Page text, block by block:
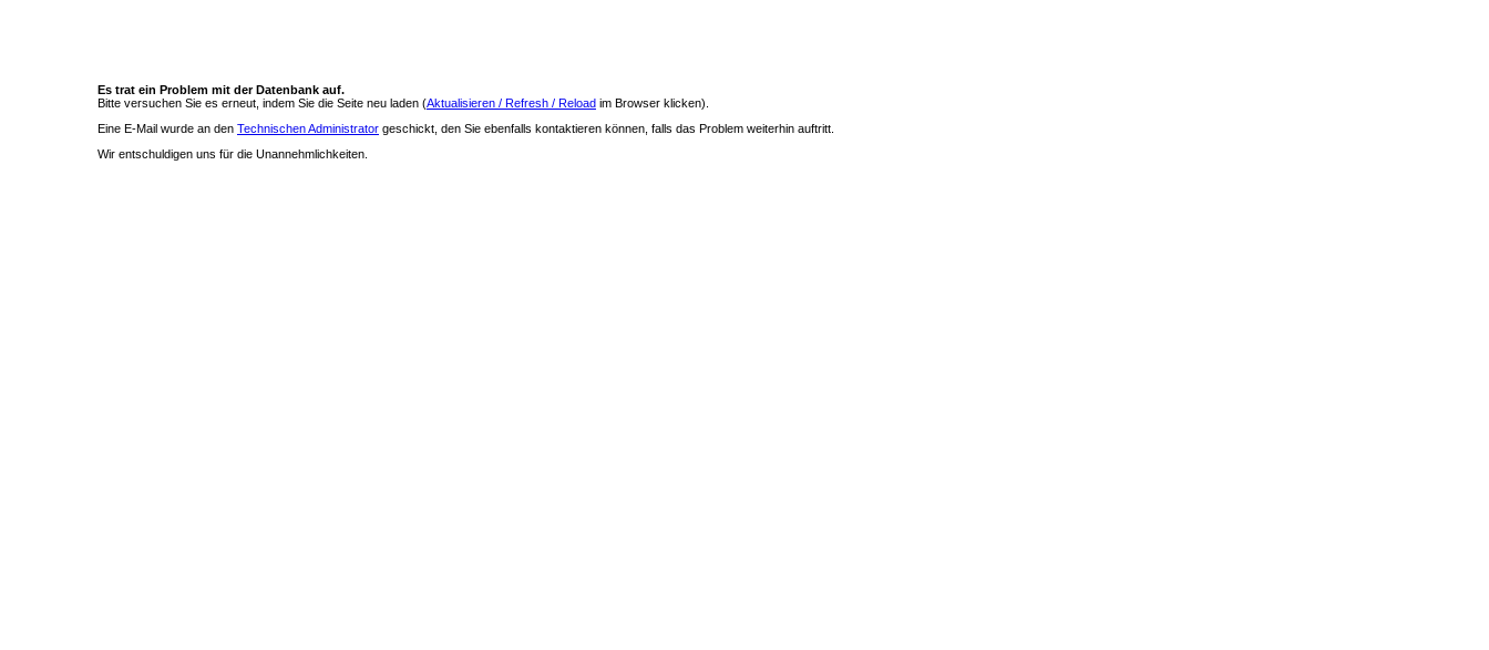
Es trat ein Problem mit der Datenbank auf.
Bitte versuchen Sie es erneut, indem Sie die Seite neu laden (Aktualisieren / Refresh / Reload im Browser klicken).
Eine E-Mail wurde an den Technischen Administrator geschickt, den Sie ebenfalls kontaktieren können, falls das Problem weiterhin auftritt.
Wir entschuldigen uns für die Unannehmlichkeiten.